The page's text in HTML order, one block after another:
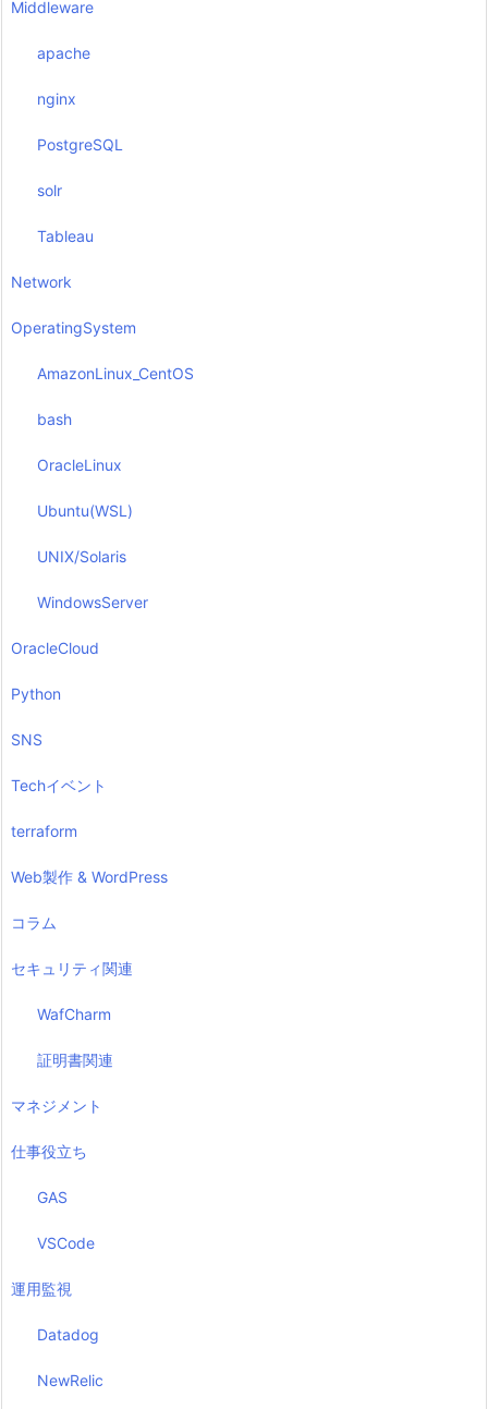
Middleware
apache
nginx
PostgreSQL
solr
Tableau
Network
OperatingSystem
AmazonLinux_CentOS
bash
OracleLinux
Ubuntu(WSL)
UNIX/Solaris
WindowsServer
OracleCloud
Python
SNS
Techイベント
terraform
Web製作 & WordPress
コラム
セキュリティ関連
WafCharm
証明書関連
マネジメント
仕事役立ち
GAS
VSCode
運用監視
Datadog
NewRelic